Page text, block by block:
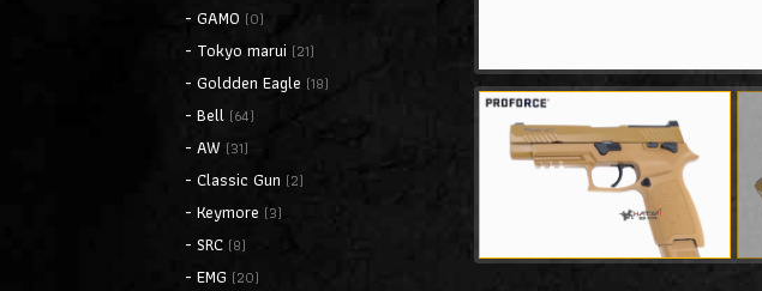
- GAMO (0)
- Tokyo marui (21)
- Goldden Eagle (18)
- Bell (64)
- AW (31)
- Classic Gun (2)
- Keymore (3)
- SRC (8)
- EMG (20)